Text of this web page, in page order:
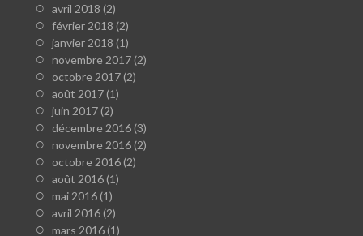
avril 2018 (2)
février 2018 (2)
janvier 2018 (1)
novembre 2017(2)
octobre 2017(2)
août 2017(1)
juin 2017(2)
décembre 2016(3)
novembre 2016(2)
octobre 2016(2)
août 2016(1)
mai 2016(1)
avril 2016(2)
mars 2016(1)